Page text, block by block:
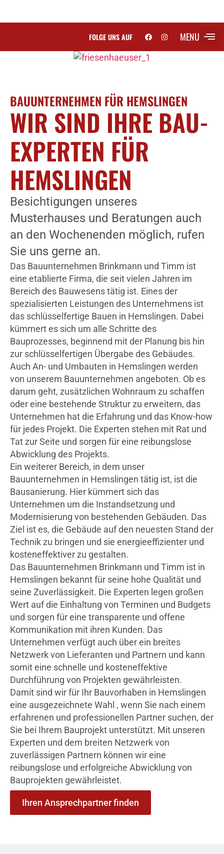
FOLGE UNS AUF MENU
BAUUNTERNEHMEN FÜR HEMSLINGEN
WIR SIND IHRE BAU-
EXPERTEN FÜR
HEMSLINGEN
Besichtigungen unseres
Musterhauses und Beratungen auch
an den Wochenenden möglich, rufen
Sie uns gerne an.
Das Bauunternehmen Brinkmann und Timm ist
eine etablierte Firma, die seit vielen Jahren im
Bereich des Bauwesens tätig ist. Eines der
spezialisierten Leistungen des Unternehmens ist
das schlüsselfertige Bauen in Hemslingen. Dabei
kümmert es sich um alle Schritte des
Bauprozesses, beginnend mit der Planung bis hin
zur schlüsselfertigen Übergabe des Gebäudes.
Auch An- und Umbauten in Hemslingen werden
von unserem Bauunternehmen angeboten. Ob es
darum geht, zusätzlichen Wohnraum zu schaffen
oder eine bestehende Struktur zu erweitern, das
Unternehmen hat die Erfahrung und das Know-how
für jedes Projekt. Die Experten stehen mit Rat und
Tat zur Seite und sorgen für eine reibungslose
Abwicklung des Projekts.
Ein weiterer Bereich, in dem unser
Bauunternehmen in Hemslingen tätig ist, ist die
Bausanierung. Hier kümmert sich das
Unternehmen um die Instandsetzung und
Modernisierung von bestehenden Gebäuden. Das
Ziel ist es, die Gebäude auf den neuesten Stand der
Technik zu bringen und sie energieeffizienter und
kosteneffektiver zu gestalten.
Das Bauunternehmen Brinkmann und Timm ist in
Hemslingen bekannt für seine hohe Qualität und
seine Zuverlässigkeit. Die Experten legen großen
Wert auf die Einhaltung von Terminen und Budgets
und sorgen für eine transparente und offene
Kommunikation mit ihren Kunden. Das
Unternehmen verfügt auch über ein breites
Netzwerk von Lieferanten und Partnern und kann
somit eine schnelle und kosteneffektive
Durchführung von Projekten gewährleisten.
Damit sind wir für Ihr Bauvorhaben in Hemslingen
eine ausgezeichnete Wahl , wenn Sie nach einem
erfahrenen und professionellen Partner suchen, der
Sie bei Ihrem Bauprojekt unterstützt. Mit unseren
Experten und dem breiten Netzwerk von
zuverlässigen Partnern können wir eine
reibungslose und erfolgreiche Abwicklung von
Bauprojekten gewährleistet.
Ihren Ansprechpartner finden